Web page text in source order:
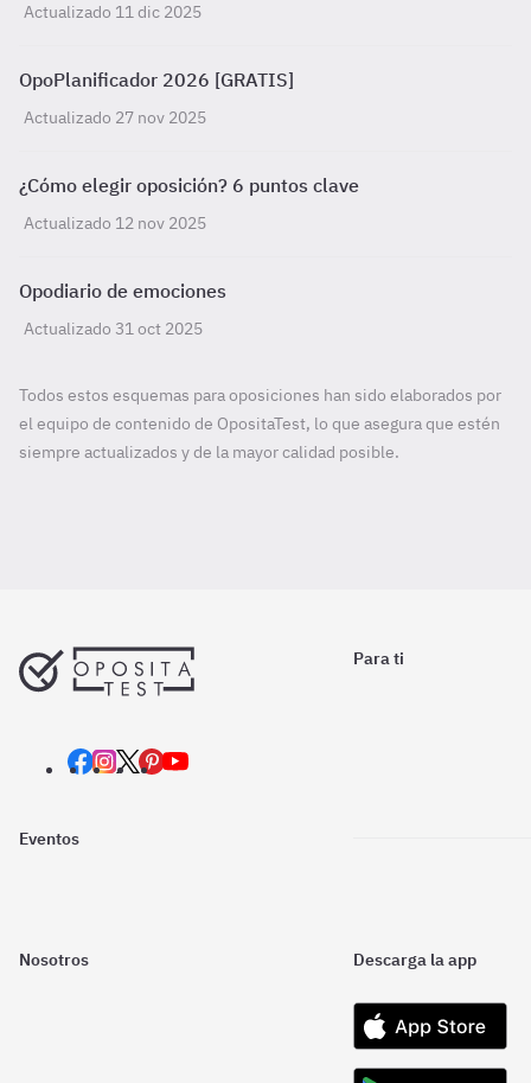
Actualizado 11 dic 2025
OpoPlanificador 2026 [GRATIS]
Actualizado 27 nov 2025
¿Cómo elegir oposición? 6 puntos clave
Actualizado 12 nov 2025
Opodiario de emociones
Actualizado 31 oct 2025
Todos estos esquemas para oposiciones han sido elaborados por
el equipo de contenido de OpositaTest, lo que asegura que estén
siempre actualizados y de la mayor calidad posible.
Para ti
Eventos
Nosotros Descarga la app